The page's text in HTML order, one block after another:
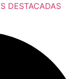
DESTACADAS